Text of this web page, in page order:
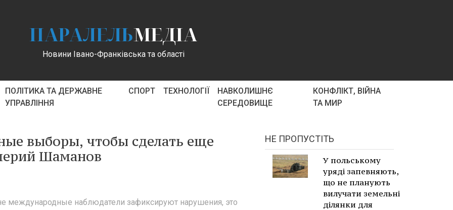
ПАРАЛЕЛЬМЕДІА
Новини Івано-Франківська та області
ПОЛІТИКА ТА ДЕРЖАВНЕ
УПРАВЛІННЯ
СПОРТ ТЕХНОЛОГІЇ
НАВКОЛИШНЄ
СЕРЕДОВИЩЕ
КОНФЛІКТ, ВІЙНА
ТА МИР
выборы, чтобы сделать еще
Шаманов
международные наблюдатели зафиксируют нарушения, это
НЕ ПРОПУСТІТЬ
У польському
уряді запевняють,
що не планують
вилучати земельні
ділянки для